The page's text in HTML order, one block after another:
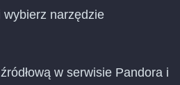
narzędzie
w serwisie Pandora i